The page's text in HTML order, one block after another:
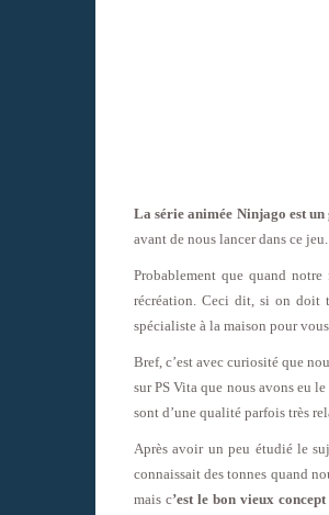
La série animée Ninjago est un
avant de nous lancer dans ce jeu.
Probablement que quand
récréation. Ceci dit, si on doit
spécialiste à la maison pour
Bref, c’est avec curiosité que
sur PS Vita que nous avons eu
sont d’une qualité parfois très
Après avoir un peu étudié le
connaissait des tonnes quand
mais c’est le bon vieux